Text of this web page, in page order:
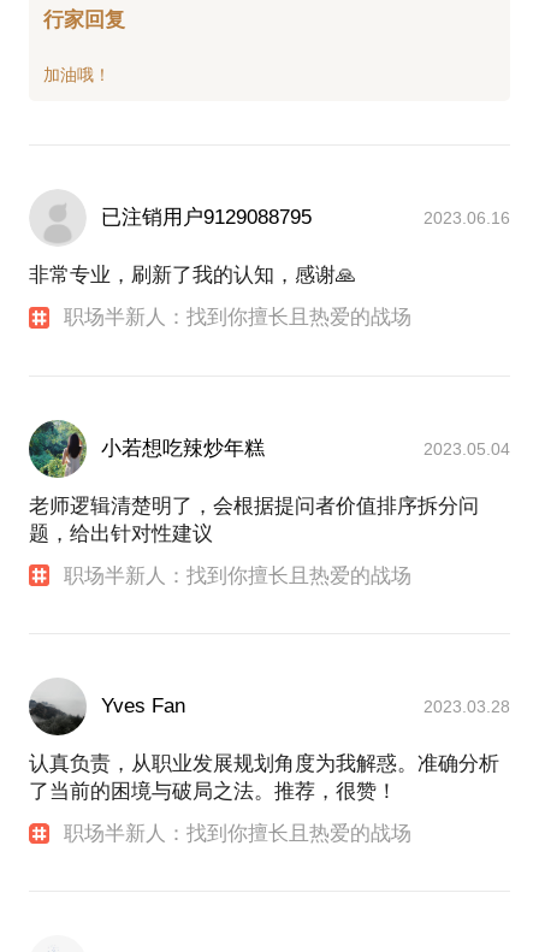
行家回复
已注销用户9129088795 2023.06.16
非常专业，刷新了我的认知，感谢🙏
职场半新人：找到你擅长且热爱的战场
小若想吃辣炒年糕 2023.05.04
老师逻辑清楚明了，会根据提问者价值排序拆分问
题，给出针对性建议
职场半新人：找到你擅长且热爱的战场
Yves Fan 2023.03.28
认真负责，从职业发展规划角度为我解惑。准确分析
了当前的困境与破局之法。推荐，很赞！
职场半新人：找到你擅长且热爱的战场